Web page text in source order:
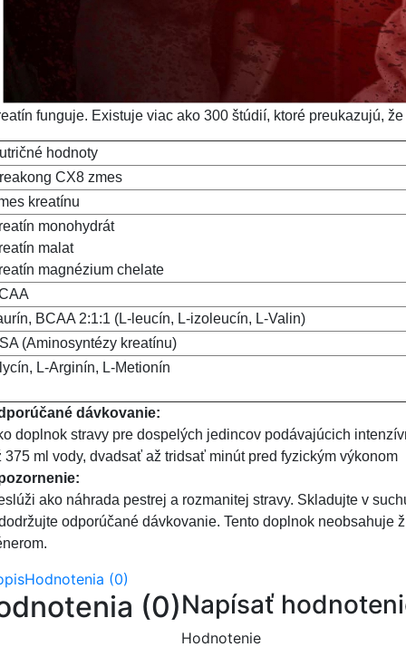
funguje. Existuje viac ako 300 štúdií, ktoré preukazujú,
hodnoty
CX8 zmes
kreatínu
monohydrát
malat
magnézium chelate
BCAA 2:1:1 (L-leucín, L-izoleucín, L-Valin)
(Aminosyntézy kreatínu)
L-Arginín, L-Metionín
dávkovanie:
doplnok stravy pre dospelých jedincov podávajúcich
375 ml vody, dvadsať až tridsať minút pred fyzickým výkonom
ako náhrada pestrej a rozmanitej stravy. Skladujte v
odporúčané dávkovanie. Tento doplnok
Hodnotenia (0)
(0)Napísať
Hodnotenie